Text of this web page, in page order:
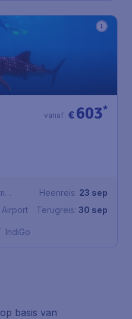
€603
vanaf
Airport
Heenreis: 23 sep
Terugreis: 30 sep
IndiGo
basis van